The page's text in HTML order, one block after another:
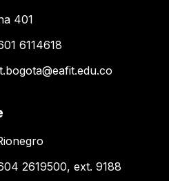
401
6114618
2619500​, ext. 9188